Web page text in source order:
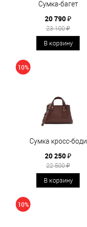
Сумка-багет
20 790 ₽
23 100 ₽
В корзину
10%
Сумка кросс-боди
20 250 ₽
22 500 ₽
В корзину
10%